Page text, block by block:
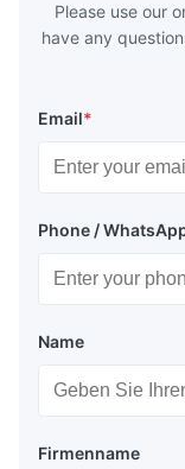
Please use our
have any
Email*
Phone /
Name
Firmenname